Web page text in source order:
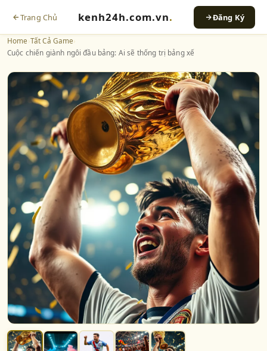
Trang Chủ kenh24h.com.vn. Đăng Ký
Home›Tất Cả Game›
Cuộc chiến giành ngôi đầu bảng: Ai sẽ thống trị bảng xế